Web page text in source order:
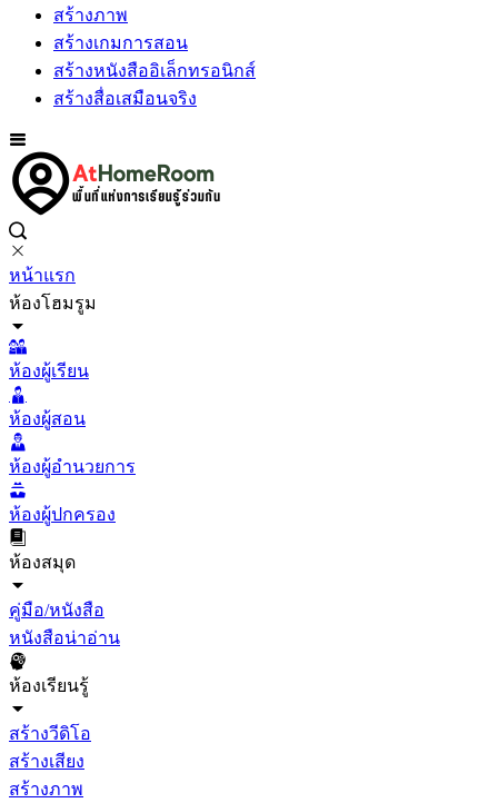
สร้างภาพ
สร้างเกมการสอน
สร้างหนังสืออิเล็กทรอนิกส์
สร้างสื่อเสมือนจริง
หน้าแรก
ห้องโฮมรูม
ห้องผู้เรียน
ห้องผู้สอน
ห้องผู้อำนวยการ
ห้องผู้ปกครอง
ห้องสมุด
คู่มือ/หนังสือ
หนังสือน่าอ่าน
ห้องเรียนรู้
สร้างวีดิโอ
สร้างเสียง
สร้างภาพ